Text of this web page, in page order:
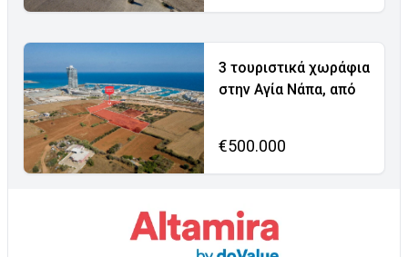
3 τουριστικά χωράφια
στην Αγία Νάπα, από
€500.000